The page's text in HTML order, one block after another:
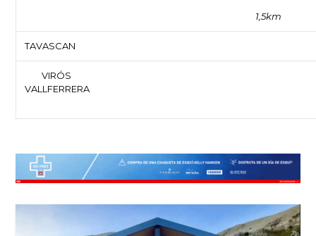
1,5km
TAVASCAN
VIRÓS
VALLFERRERA